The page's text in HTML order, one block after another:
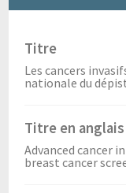
Titre
Les cancers
nationale du
Titre en anglais
Advanced cancer
breast cancer